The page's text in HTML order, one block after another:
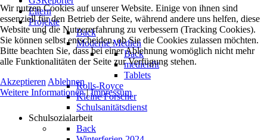
Eltern
Projekte
Back
Moderne Medien
Back
medienfit
Tablets
Rolls-Royce
Kleine Forscher
Schulsanitätsdienst
Schulsozialarbeit
Back
Wir nutzen Cookies auf unserer Website. Einige von ihnen sind
essenziell für den Betrieb der Seite, während andere uns helfen, diese
Website und die Nutzererfahrung zu verbessern (Tracking Cookies).
Sie können selbst entscheiden, ob Sie die Cookies zulassen möchten.
Bitte beachten Sie, dass bei einer Ablehnung womöglich nicht mehr
alle Funktionalitäten der Seite zur Verfügung stehen.
Akzeptieren Ablehnen
Weitere Informationen|Impressum